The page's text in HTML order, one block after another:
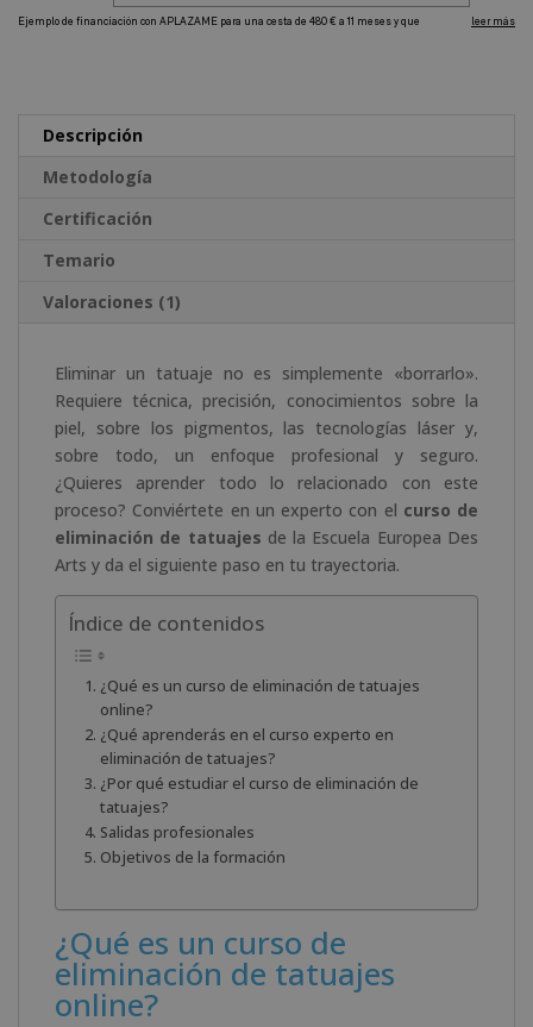
Descripción
Metodología
Certificación
Temario
Valoraciones (1)
Eliminar un tatuaje no es simplemente «borrarlo».
Requiere técnica, precisión, conocimientos sobre la
piel, sobre los pigmentos, las tecnologías láser y,
sobre todo, un enfoque profesional y seguro.
¿Quieres aprender todo lo relacionado con este
proceso? Conviértete en un experto con el curso de
eliminación de tatuajes de la Escuela Europea Des
Arts y da el siguiente paso en tu trayectoria.
Índice de contenidos
¿Qué es un curso de eliminación de tatuajes
online?
¿Qué aprenderás en el curso experto en
eliminación de tatuajes?
¿Por qué estudiar el curso de eliminación de
tatuajes?
Salidas profesionales
Objetivos de la formación
¿Qué es un curso de
eliminación de tatuajes
online?